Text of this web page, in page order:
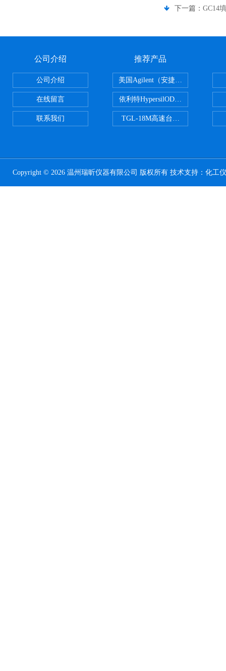
下一篇： GC14
公司介绍
公司介绍
在线留言
联系我们
推荐产品
美国Agilent（安捷伦） PLOT色谱
依利特HypersilODS2/C18/C8/
TGL-18M高速台式冷冻离心机
Copyright © 2026 温州瑞昕仪器有限公司 版权所有 技术支持： 化工